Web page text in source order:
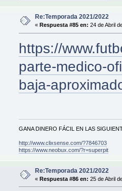
Re:Temporada 2021/2022
«Respuesta #85 en: 24 de Abril
https://
parte-medico-
baja-
GANA DINERO FÁCIL EN LAS
http://www.clixsense.com/?7846703
https://www.neobux.com/?r=superpit
Re:Temporada 2021/2022
«Respuesta #86 en: 25 de Abril